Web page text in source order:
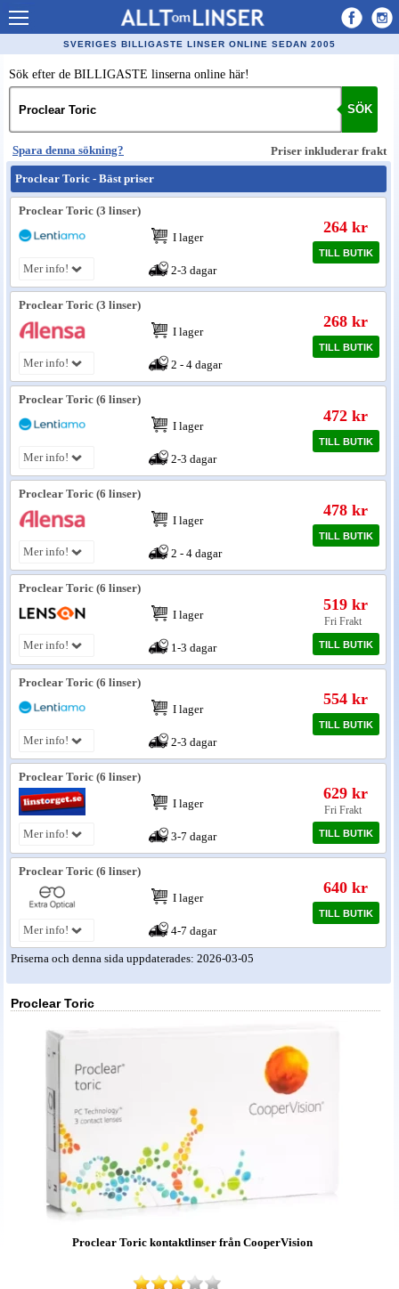
Allt om Linser
Billiga kontaktlinser
Återförsäljare linser
Populära linser
Kontaktlinstyper
Linsvätska
Optiker
Glasögon
Tillverkare - linser
Linstillbehör
Nyheter - linser
SVERIGES BILLIGASTE LINSER ONLINE SEDAN 2005
Sök efter de BILLIGASTE linserna online här!
SÖK
Priser inkluderar frakt
Spara denna sökning?
Proclear Toric - Bäst priser
Proclear Toric (3 linser)
Mer info!
I lager
2-3 dagar
264 kr
TILL BUTIK
Proclear Toric (3 linser)
Mer info!
I lager
2 - 4 dagar
268 kr
TILL BUTIK
Proclear Toric (6 linser)
Mer info!
I lager
2-3 dagar
472 kr
TILL BUTIK
Proclear Toric (6 linser)
Mer info!
I lager
2 - 4 dagar
478 kr
TILL BUTIK
Proclear Toric (6 linser)
Mer info!
I lager
1-3 dagar
519 kr
Fri Frakt
TILL BUTIK
Proclear Toric (6 linser)
Mer info!
I lager
2-3 dagar
554 kr
TILL BUTIK
Proclear Toric (6 linser)
Mer info!
I lager
3-7 dagar
629 kr
Fri Frakt
TILL BUTIK
Proclear Toric (6 linser)
Mer info!
I lager
4-7 dagar
640 kr
TILL BUTIK
Priserna och denna sida uppdaterades: 2026-03-05
Proclear Toric
Proclear Toric kontaktlinser från CooperVision